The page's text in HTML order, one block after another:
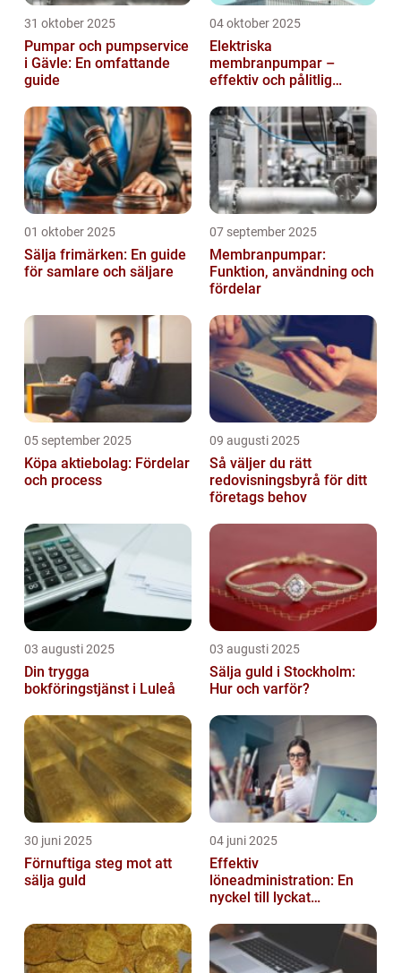
31 oktober 2025
Pumpar och pumpservice
i Gävle: En omfattande
guide
04 oktober 2025
Elektriska
membranpumpar –
effektiv och pålitlig
01 oktober 2025
Sälja frimärken: En guide
för samlare och säljare
07 september 2025
Membranpumpar:
Funktion, användning och
fördelar
05 september 2025
Köpa aktiebolag: Fördelar
och process
09 augusti 2025
Så väljer du rätt
redovisningsbyrå för ditt
företags behov
03 augusti 2025
Din trygga
bokföringstjänst i Luleå
03 augusti 2025
Sälja guld i Stockholm:
Hur och varför?
30 juni 2025
Förnuftiga steg mot att
sälja guld
04 juni 2025
Effektiv
löneadministration: En
nyckel till lyckat